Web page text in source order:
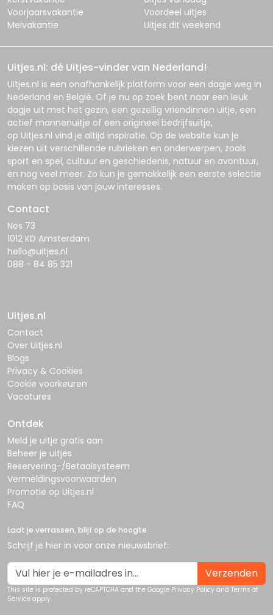
Voorjaarsvakantie
Meivakantie
Voordeel uitjes
Uitjes dit weekend
Uitjes.nl: dé Uitjes-vinder van Nederland!
Uitjes.nl is een onafhankelijk platform voor een dagje weg in
Nederland en België. Of je nu op zoek bent naar een leuk
dagje uit met het gezin, een gezellig vriendinnen uitje, een
actief mannenuitje of een origineel bedrijfsuitje,
op Uitjes.nl vind je altijd inspiratie. Op de website kun je
kiezen uit verschillende rubrieken en onderwerpen, zoals
sport en spel, cultuur en geschiedenis, natuur en avontuur,
en nog veel meer. Zo kun je gemakkelijk een eerste selectie
maken op basis van jouw interesses.
Contact
Nes 73
1012 KD Amsterdam
hello@uitjes.nl
088 - 84 85 321
Uitjes.nl
Contact
Over Uitjes.nl
Blogs
Privacy & Cookies
Cookie voorkeuren
Vacatures
Ontdek
Meld je uitje gratis aan
Beheer je uitjes
Reservering-/Betaalsysteem
Vermeldingsvoorwaarden
Promotie op Uitjes.nl
FAQ
Laat je verrassen, blijf op de hoogte
Schrijf je hier in voor onze nieuwsbrief:
Verzenden
This site is protected by reCAPTCHA and the Google Privacy Policy and Terms of
Service apply.